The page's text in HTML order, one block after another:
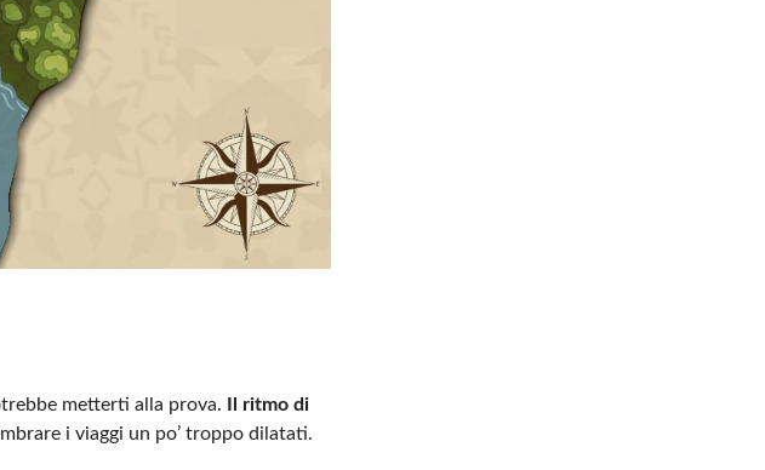
metterti alla prova.
Il ritmo di
i viaggi un po’ troppo dilatati.